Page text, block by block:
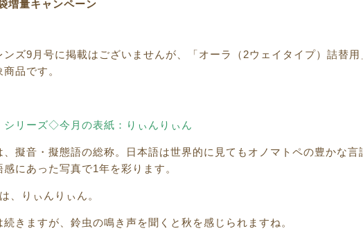
増量キャンペーン
ズ9月号に掲載はございませんが、「オーラ（2ウェイタイプ）詰替用
品です。
シリーズ◇今月の表紙：りぃんりぃん
、擬音・擬態語の総称。日本語は世界的に見てもオノマトペの豊かな言
にあった写真で1年を彩ります。
、りぃんりぃん。
きますが、 鈴虫の鳴き声を聞くと秋を感じられますね。